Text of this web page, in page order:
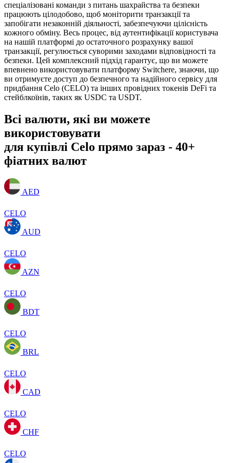
спеціалізовані команди з питань шахрайства та безпеки
працюють цілодобово, щоб моніторити транзакції та
запобігати незаконній діяльності, забезпечуючи цілісність
кожного обміну. Весь процес, від аутентифікації користувача
на нашій платформі до остаточного розрахунку вашої
транзакції, регулюється суворими заходами відповідності та
безпеки. Цей комплексний підхід гарантує, що ви можете
впевнено використовувати платформу Switchere, знаючи, що
ви отримуєте доступ до безпечного та надійного сервісу для
придбання Celo (CELO) та інших провідних токенів DeFi та
стейблкоїнів, таких як USDC та USDT.
Всі валюти, які ви можете
використовувати
для купівлі Celo прямо зараз - 40+
фіатних валют
AED
CELO
AUD
CELO
AZN
CELO
BDT
CELO
BRL
CELO
CAD
CELO
CHF
CELO